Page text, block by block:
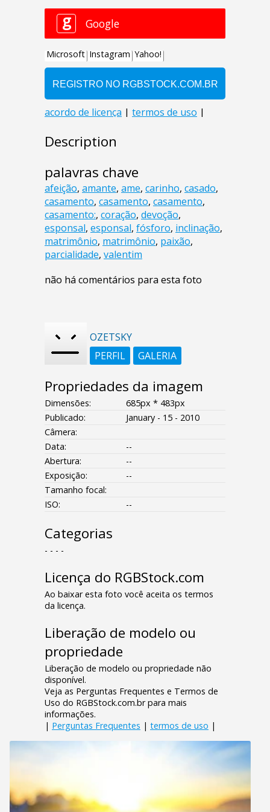
Description
palavras chave
afeição, amante, ame, carinho, casado,
casamento, casamento, casamento,
casamento:, coração, devoção,
esponsal, esponsal, fósforo, inclinação,
matrimônio, matrimônio, paixão,
parcialidade, valentim
não há comentários para esta foto
OZETSKY
PERFIL
GALERIA
Propriedades da imagem
Dimensões:
685px * 483px
Publicado:
January - 15 - 2010
Câmera:
Data:
--
Abertura:
--
Exposição:
--
Tamanho focal:
ISO:
--
Categorias
- - - -
Licença do RGBStock.com
Ao baixar esta foto você aceita os termos
da licença.
Liberação de modelo ou
propriedade
Liberação de modelo ou propriedade não
disponível.
Veja as Perguntas Frequentes e Termos de
Uso do RGBStock.com.br para mais
informações.
| Perguntas Frequentes | termos de uso |